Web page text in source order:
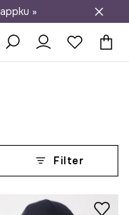
50 €»
Filter